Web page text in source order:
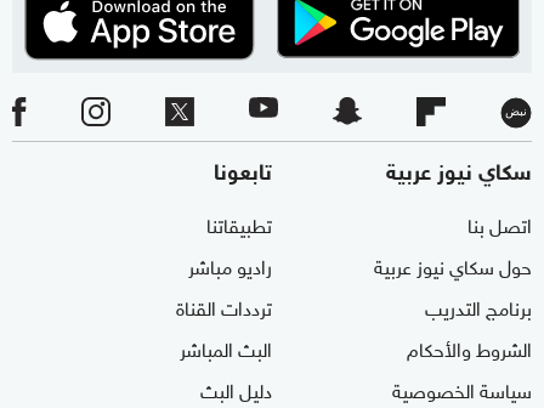
سكاي نيوز عربية
اتصل بنا
حول سكاي نيوز عربية
برنامج التدريب
الشروط والأحكام
سياسة الخصوصية
تابعونا
تطبيقاتنا
راديو مباشر
ترددات القناة
البث المباشر
دليل البث